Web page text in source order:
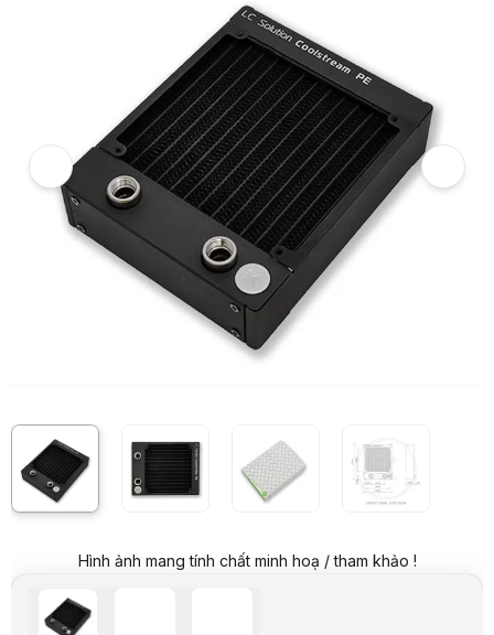
EK-CoolStream PE 120 (Single)
Hình ảnh và video sản phẩm
EK-CoolStream PE 120 (Single)
Giá niêm yết:1.499.000 VND
Giá mua online:
899.000 VND Tiết kiệm 600.000 VND (-40%)
Giá mua trả góp (6 tháng):149.834 VND / tháng
Trả góp qua thẻ VISA (12 tháng):74.917 VND / tháng
Giá đã bao gồm VAT
Mã sản phẩm:RADI0051
EKWB
Còn hàng
Mua ngay
Mua trả góp 0%
EK-CoolStream PE là két tản nhiệt nước chuyên dụng với thiết kế
Mô tả chi tiết
Hãng sản xuất
EKWB
Chủng loại
Radiator EK-CoolStream PE 120
Kiểu tản nhiệt
Két tản nhiệt nước chuyên dụng
Kích thước
khung nhôm, lõi đồng
Áp suất thử nghiệm
Hình ảnh mang tính chất minh hoạ / tham khảo !